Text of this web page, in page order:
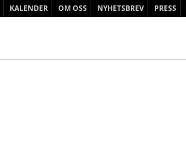
Hoppa
till
innehåll
KALENDER OM OSS NYHETSBREV PRESS